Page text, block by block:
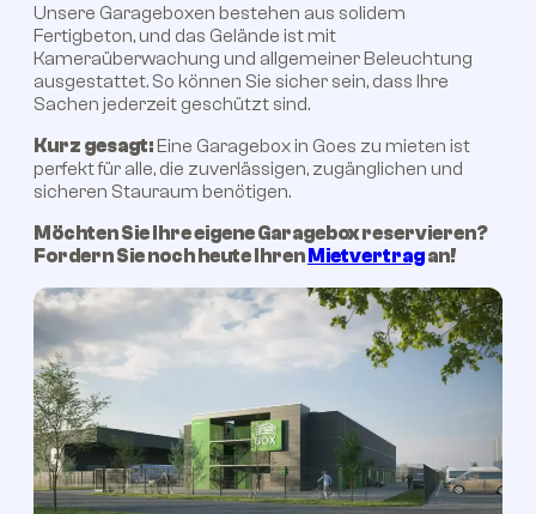
Unsere Garageboxen bestehen aus solidem
Fertigbeton, und das Gelände ist mit
Kameraüberwachung und allgemeiner Beleuchtung
ausgestattet. So können Sie sicher sein, dass Ihre
Sachen jederzeit geschützt sind.
Kurz gesagt:Eine Garagebox in Goes zu mieten ist
perfekt für alle, die zuverlässigen, zugänglichen und
sicheren Stauraum benötigen.
Möchten Sie Ihre eigene Garagebox reservieren?
Fordern Sie noch heute Ihren Mietvertragan!